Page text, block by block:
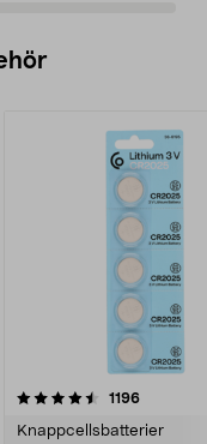
1196
Knappcellsbatterier